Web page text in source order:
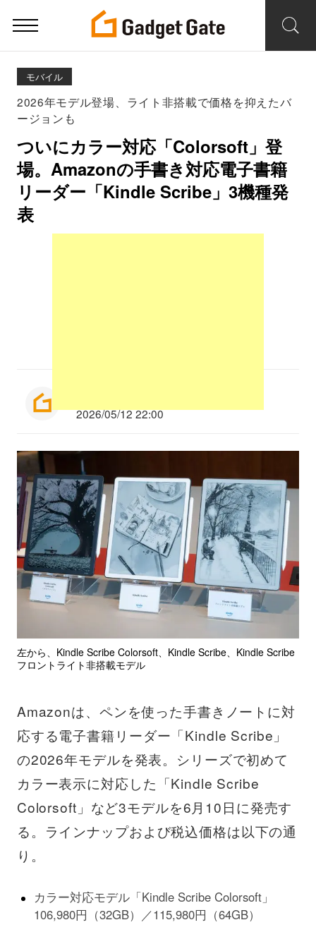
モバイル
2026年モデル登場、ライト非搭載で価格を抑えたバ
ージョンも
ついにカラー対応「Colorsoft」登
場。Amazonの手書き対応電子書籍
リーダー「Kindle Scribe」3機種発
表
2026/05/12 22:00
左から、Kindle Scribe Colorsoft、Kindle Scribe、Kindle Scribe
フロントライト非搭載モデル
Amazonは、ペンを使った手書きノートに対
応する電子書籍リーダー「Kindle Scribe」
の2026年モデルを発表。シリーズで初めて
カラー表示に対応した「Kindle Scribe
Colorsoft」など3モデルを6月10日に発売す
る。ラインナップおよび税込価格は以下の通
り。
カラー対応モデル「Kindle Scribe Colorsoft」
106,980円（32GB）／115,980円（64GB）